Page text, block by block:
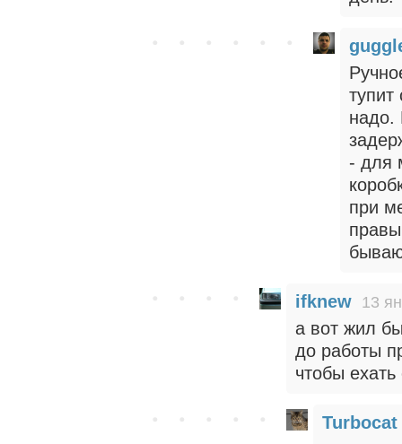
надо.
- для
при
ifknew 13
а вот жил
до работы
чтобы
Turbocat